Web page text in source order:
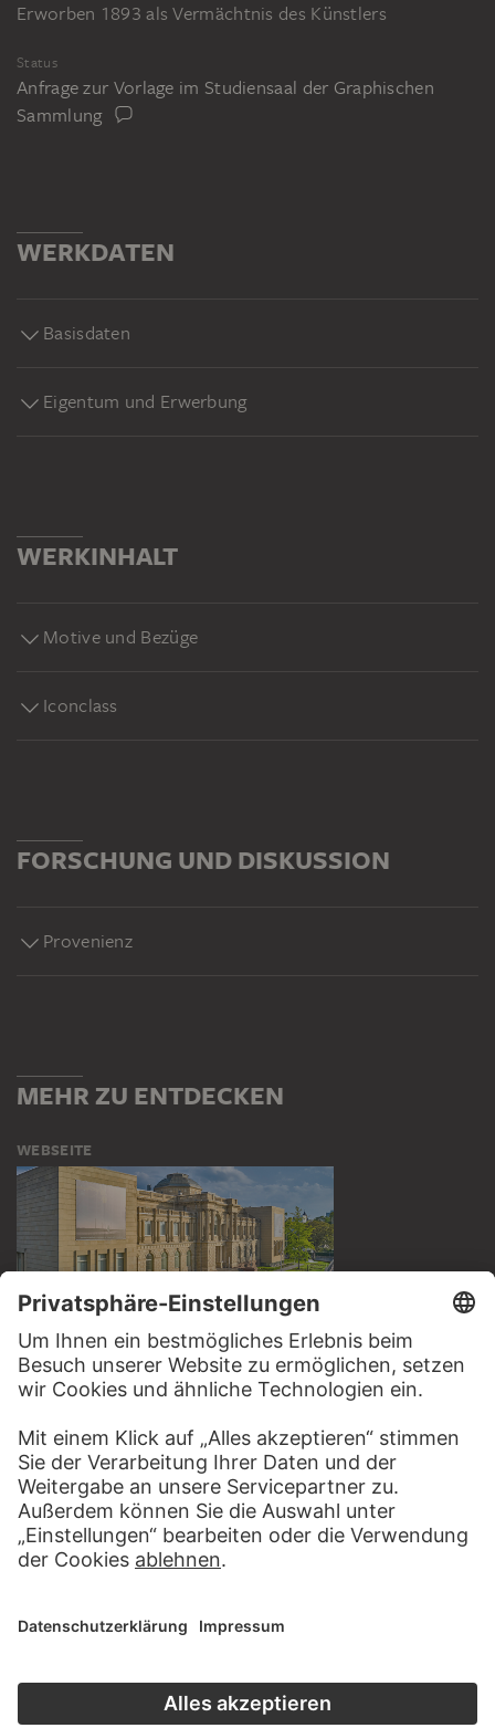
Erworben 1893 als Vermächtnis des Künstlers
Status
Anfrage zur Vorlage im Studiensaal der Graphischen
Sammlung
WERKDATEN
Basisdaten
Eigentum und Erwerbung
WERKINHALT
Motive und Bezüge
Iconclass
FORSCHUNG UND DISKUSSION
Provenienz
MEHR ZU ENTDECKEN
WEBSEITE
BESUCHEN SIE DAS
STÄDEL MUSEUM
ZUR WEBSEITE
diesem Werk?